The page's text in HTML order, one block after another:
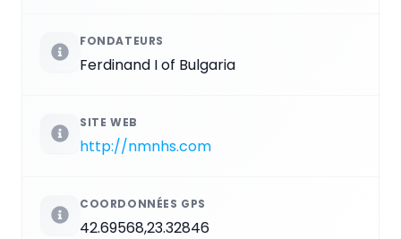
FONDATEURS
Ferdinand I of Bulgaria
SITE WEB
http://nmnhs.com
COORDONNÉES GPS
42.69568,23.32846